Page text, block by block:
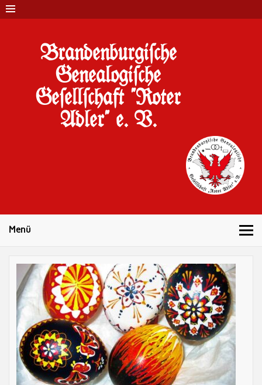
Brandenburgi#che
Genealogi#che
Ge#ell#chaft "Roter
Adler" e. V.
Menü